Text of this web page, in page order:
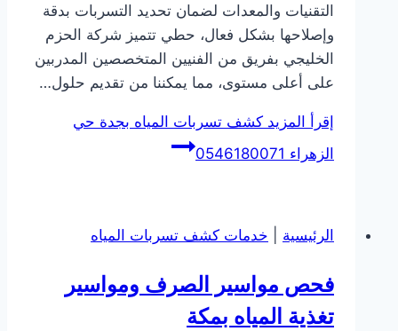
التقنيات والمعدات لضمان تحديد التسربات بدقة
وإصلاحها بشكل فعال، حطي تتميز شركة الحزم
الخليجي بفريق من الفنيين المتخصصين المدربين
على أعلى مستوى، مما يمكننا من تقديم حلول…
إقرأ المزيد كشف تسربات المياه بجدة حي
الزهراء 0546180071
الرئيسية خدمات كشف تسربات المياه
فحص مواسير الصرف ومواسير
تغذية المياه بمكة